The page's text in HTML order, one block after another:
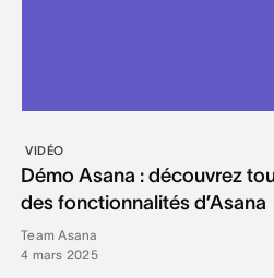
VIDÉO
Démo Asana : découvrez
des fonctionnalités d’Asana
Team Asana
4 mars 2025